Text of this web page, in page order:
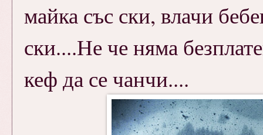
майка със ски, влачи
ски....Не че няма
кеф да се чанчи....